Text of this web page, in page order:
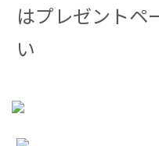
はプレゼントペ
い